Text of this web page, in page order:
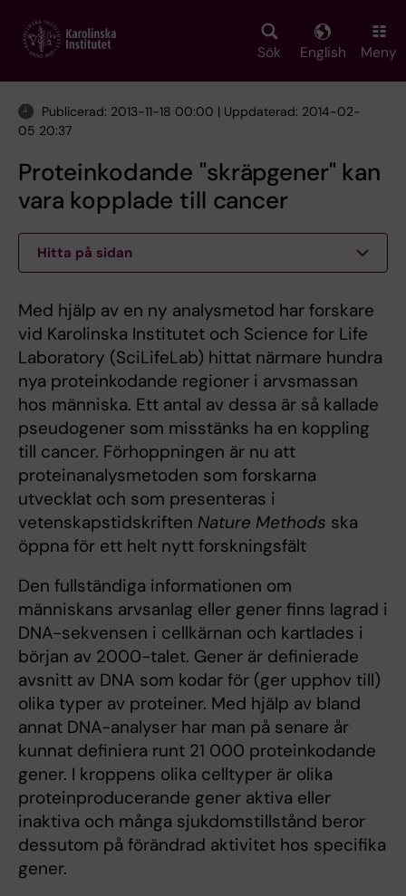
main
Sök English Meny
Publicerad: 2013-11-18 00:00 | Uppdaterad: 2014-02-
05 20:37
Proteinkodande "skräpgener" kan
vara kopplade till cancer
Hitta på sidan
Med hjälp av en ny analysmetod har forskare
vid Karolinska Institutet och Science for Life
Laboratory (SciLifeLab) hittat närmare hundra
nya proteinkodande regioner i arvsmassan
hos människa. Ett antal av dessa är så kallade
pseudogener som misstänks ha en koppling
till cancer. Förhoppningen är nu att
proteinanalysmetoden som forskarna
utvecklat och som presenteras i
vetenskapstidskriften Nature Methods ska
öppna för ett helt nytt forskningsfält
Den fullständiga informationen om
människans arvsanlag eller gener finns lagrad i
DNA-sekvensen i cellkärnan och kartlades i
början av 2000-talet. Gener är definierade
avsnitt av DNA som kodar för (ger upphov till)
olika typer av proteiner. Med hjälp av bland
annat DNA-analyser har man på senare år
kunnat definiera runt 21 000 proteinkodande
gener. I kroppens olika celltyper är olika
proteinproducerande gener aktiva eller
inaktiva och många sjukdomstillstånd beror
dessutom på förändrad aktivitet hos specifika
gener.